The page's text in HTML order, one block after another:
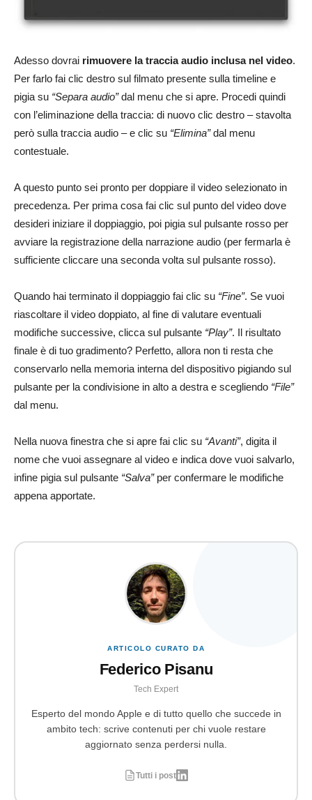
Adesso dovrai rimuovere la traccia audio inclusa nel video.
Per farlo fai clic destro sul filmato presente sulla timeline e
pigia su “Separa audio”dal menu che si apre. Procedi quindi
con l’eliminazione della traccia: di nuovo clic destro – stavolta
però sulla traccia audio – e clic su “Elimina”dal menu
contestuale.
A questo punto sei pronto per doppiare il video selezionato in
precedenza. Per prima cosa fai clic sul punto del video dove
desideri iniziare il doppiaggio, poi pigia sul pulsante rosso per
avviare la registrazione della narrazione audio (per fermarla è
sufficiente cliccare una seconda volta sul pulsante rosso).
Quando hai terminato il doppiaggio fai clic su “Fine”. Se vuoi
riascoltare il video doppiato, al fine di valutare eventuali
modifiche successive, clicca sul pulsante “Play”. Il risultato
finale è di tuo gradimento? Perfetto, allora non ti resta che
conservarlo nella memoria interna del dispositivo pigiando sul
pulsante per la condivisione in alto a destra e scegliendo “File”
dal menu.
Nella nuova finestra che si apre fai clic su “Avanti”, digita il
nome che vuoi assegnare al video e indica dove vuoi salvarlo,
infine pigia sul pulsante “Salva”per confermare le modifiche
appena apportate.
ARTICOLO CURATO DA
Federico Pisanu
Tech Expert
Esperto del mondo Apple e di tutto quello che succede in
ambito tech: scrive contenuti per chi vuole restare
aggiornato senza perdersi nulla.
Tutti i post